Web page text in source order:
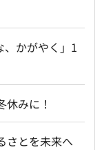
かがやく」1
みに！
とを未来へ